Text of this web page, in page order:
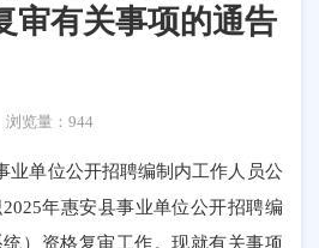
审有关事项的通告
浏览量：944
业单位公开招聘编制内工作人员公
年惠安县事业单位公开招聘编
）资格复审工作。现就有关事项